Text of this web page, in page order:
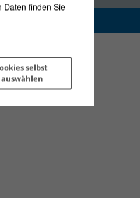
Daten finden Sie
selbst
auswählen